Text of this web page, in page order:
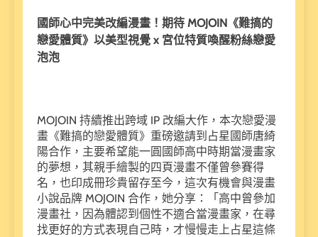
國師心中完美改編漫畫！期待 MOJOIN《難搞的
戀愛體質》以美型視覺 x 宮位特質喚醒粉絲戀愛
泡泡
MOJOIN 持續推出跨域 IP 改編大作，本次戀愛漫
畫《難搞的戀愛體質》重磅邀請到占星國師唐綺
陽合作，主要希望能一圓國師高中時期當漫畫家
的夢想，其親手繪製的四頁漫畫不僅曾參賽得
名，也印成冊珍貴留存至今，這次有機會與漫畫
小說品牌 MOJOIN 合作，她分享：「高中曾參加
漫畫社，因為體認到個性不適合當漫畫家，在尋
找更好的方式表現自己時，才慢慢走上占星這條